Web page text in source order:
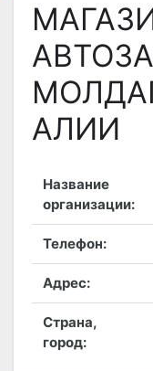
АЛИИ
Название
организации:
Телефон:
Адрес:
Страна,
город: